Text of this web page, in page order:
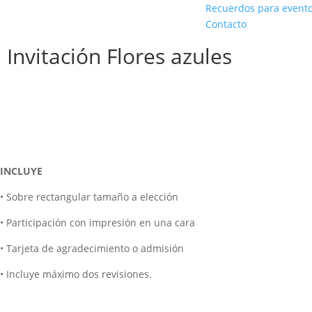
Recuerdos para
Contacto
Invitación Flores azules
INCLUYE
• Sobre rectangular tamaño a elección
• Participación con impresión en una cara
• Tarjeta de agradecimiento o admisión
• Incluye máximo dos revisiones.